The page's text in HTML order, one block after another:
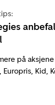
på aksjene
Europris, Kid,